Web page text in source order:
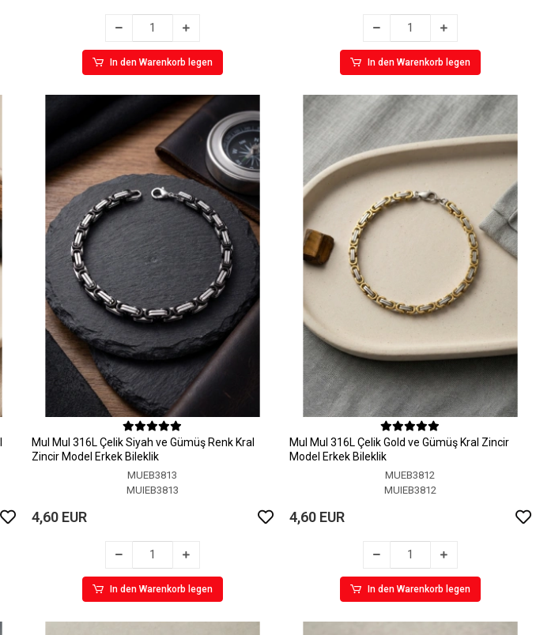
In den Warenkorb legen In den Warenkorb legen
MuI MuI 316L Çelik Siyah ve Gümüş Renk Kral
Zincir Model Erkek Bileklik
MUEB3813
MUIEB3813
4,60 EUR
In den Warenkorb legen
MuI MuI 316L Çelik Gold ve Gümüş Kral Zincir
Model Erkek Bileklik
MUEB3812
MUIEB3812
4,60 EUR
In den Warenkorb legen